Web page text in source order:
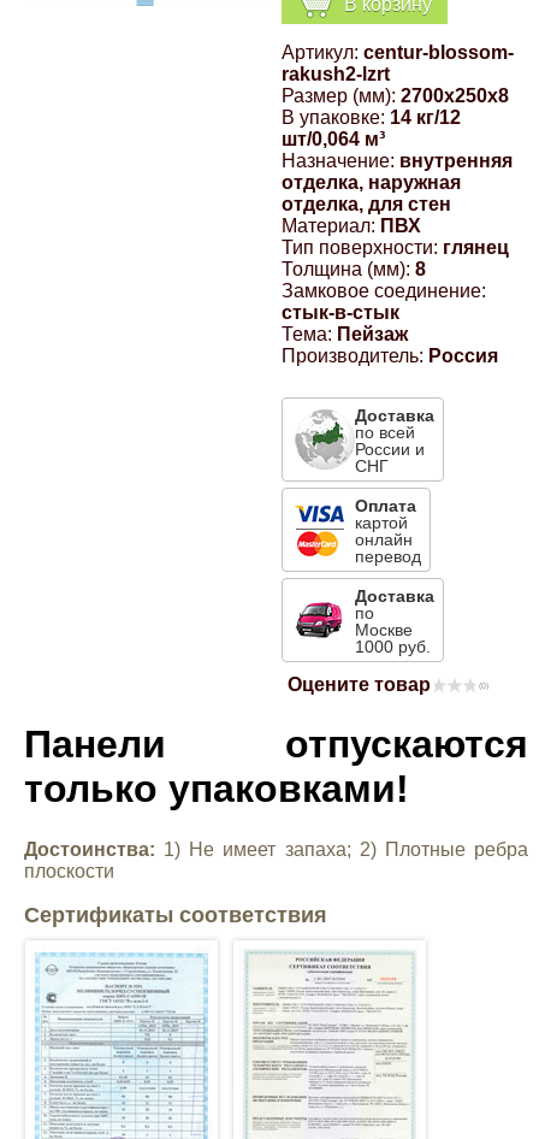
Артикул: centur-blossom-
rakush2-lzrt
Размер (мм): 2700x250x8
В упаковке: 14 кг/12
шт/0,064 м³
Назначение: внутренняя
отделка, наружная
отделка, для стен
Материал: ПВХ
Тип поверхности: глянец
Толщина (мм): 8
Замковое соединение:
стык-в-стык
Тема: Пейзаж
Производитель: Россия
Доставка
по всей
России и
СНГ
Оплата
картой
онлайн
перевод
Доставка
по
Москве
1000 руб.
Оцените товар (0)
Панели отпускаются
только упаковками!
Достоинства: 1) Не имеет запаха; 2) Плотные ребра
плоскости
Сертификаты соответствия
Компрессионные фитинги Poliext
Suzuki
Toyota
Volkswagen
УАЗ
Дополнительные товары
Эмали универсальные акриловые
Магнитные панели на холодильник